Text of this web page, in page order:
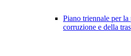
Piano triennale per
corruzione e della